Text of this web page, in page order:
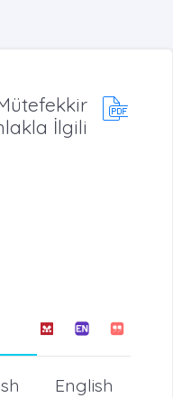
İlgili
English